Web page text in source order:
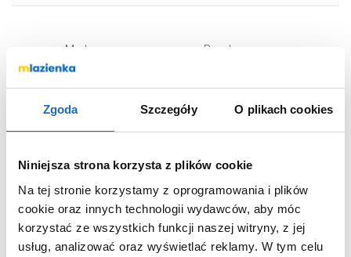
Zgoda Szczegóły O plikach cookies
Niniejsza strona korzysta z plików cookie
Na tej stronie korzystamy z oprogramowania i plików
cookie oraz innych technologii wydawców, aby móc
korzystać ze wszystkich funkcji naszej witryny, z jej
usług, analizować oraz wyświetlać reklamy. W tym celu
Marka
Ravak
Seria
Pojemność
210 l
Kształt
asymetryczna
Materiał
akrylowa
Stronność
lewostronna